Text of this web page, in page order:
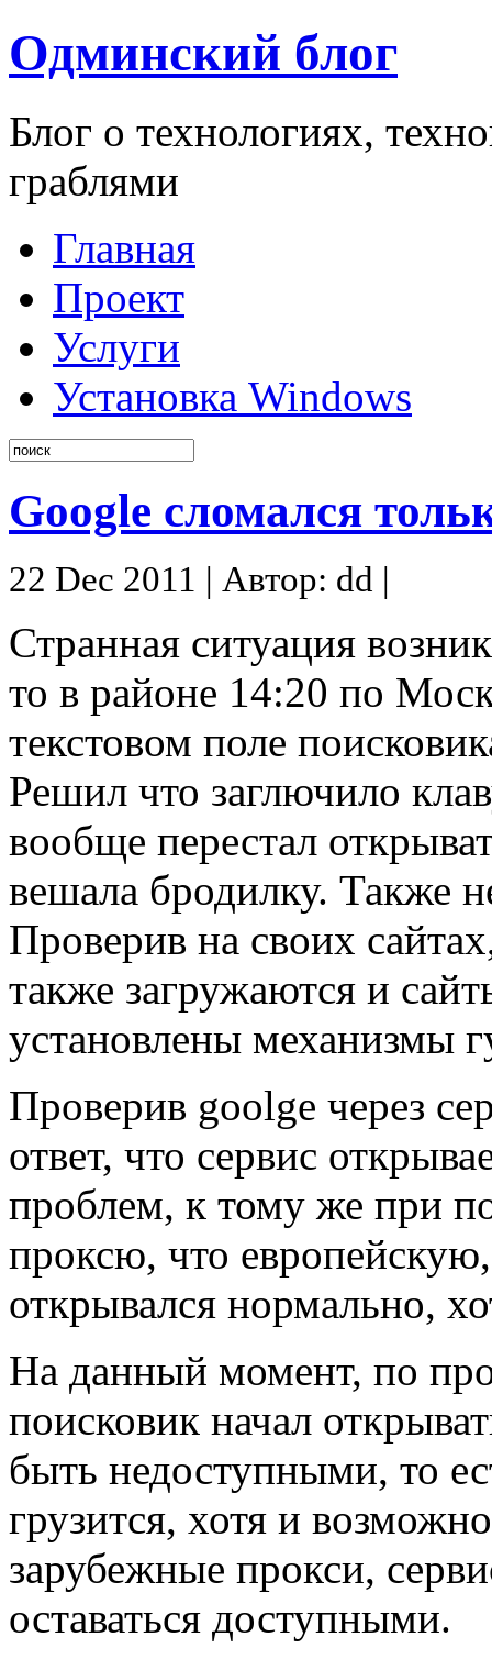
Одминский блог
Блог о технологиях,
граблями
Главная
Проект
Услуги
Установка Windows
Google сломался
22 Dec 2011 | Автор: dd |
Странная ситуация
то в районе 14:20 по
текстовом поле
Решил что заглючило
вообще перестал
вешала бродилку. Также
Проверив на своих
также загружаются и
установлены механизмы
Проверив goolge через
ответ, что сервис
проблем, к тому же при
проксю, что
открывался нормально,
На данный момент, по
поисковик начал
быть недоступными, то
грузится, хотя и
зарубежные прокси,
оставаться доступными.